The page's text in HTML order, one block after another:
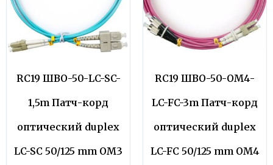
RC19 ШВО-50-LC-SC-
1,5m Патч-корд
оптический duplex
LC-SC 50/125 mm OM3
RC19 ШВО-50-OM4-
LC-FC-3m Патч-корд
оптический duplex
LC-FC 50/125 mm OM4